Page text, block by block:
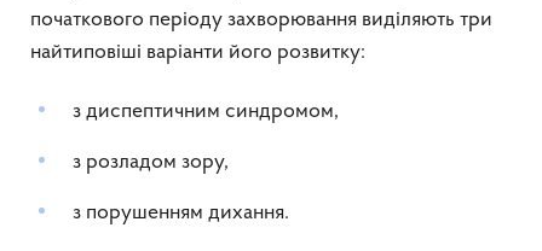
початкового періоду захворювання виділяють три
найтиповіші варіанти його розвитку:
з диспептичним синдромом,
з розладом зору,
з порушенням дихання.